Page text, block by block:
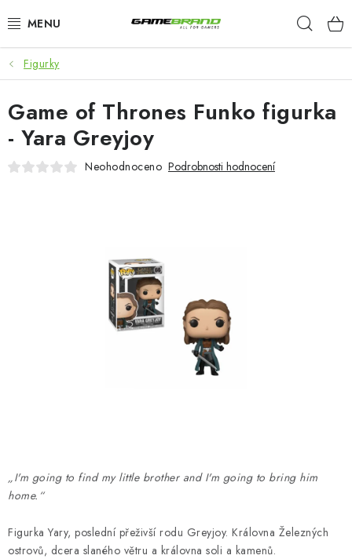
na
KATEGORIE
FILMY A SERIÁLY
HRY
Doprava a platba Kontakt
Figurky
„I'm going to find my little brother and I'm going to bring him
home.“
Figurka Yary, poslední přeživší rodu Greyjoy. Královna Železných
ostrovů, dcera slaného větru a královna soli a kamenů.
Game of Thrones Funko figurka
- Yara Greyjoy
Neohodnoceno Podrobnosti hodnocení